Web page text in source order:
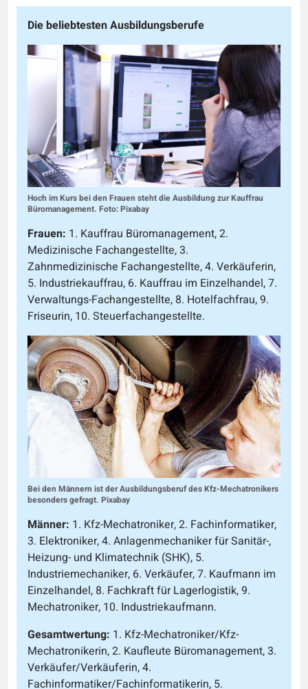
Die beliebtesten Ausbildungsberufe
Hoch im Kurs bei den Frauen steht die Ausbildung zur Kauffrau
Büromanagement. Foto: Pixabay
Frauen: 1. Kauffrau Büromanagement, 2.
Medizinische Fachangestellte, 3.
Zahnmedizinische Fachangestellte, 4. Verkäuferin,
5. Industriekauffrau, 6. Kauffrau im Einzelhandel, 7.
Verwaltungs-Fachangestellte, 8. Hotelfachfrau, 9.
Friseurin, 10. Steuerfachangestellte.
Bei den Männern ist der Ausbildungsberuf des Kfz-Mechatronikers
besonders gefragt. Pixabay
Männer: 1. Kfz-Mechatroniker, 2. Fachinformatiker,
3. Elektroniker, 4. Anlagenmechaniker für Sanitär-,
Heizung- und Klimatechnik (SHK), 5.
Industriemechaniker, 6. Verkäufer, 7. Kaufmann im
Einzelhandel, 8. Fachkraft für Lagerlogistik, 9.
Mechatroniker, 10. Industriekaufmann.
Gesamtwertung: 1. Kfz-Mechatroniker/Kfz-
Mechatronikerin, 2. Kaufleute Büromanagement, 3.
Verkäufer/Verkäuferin, 4.
Fachinformatiker/Fachinformatikerin, 5.